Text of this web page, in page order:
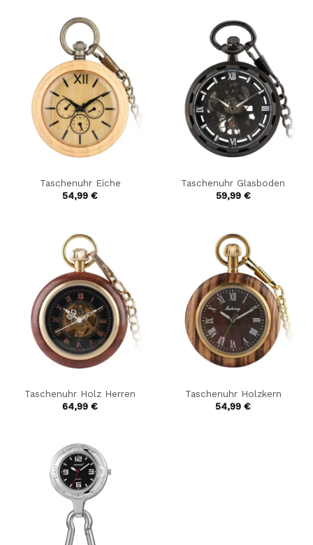
Taschenuhr Eiche
54,99 €
Taschenuhr Glasboden
59,99 €
Taschenuhr Holz Herren
64,99 €
Taschenuhr Holzkern
54,99 €